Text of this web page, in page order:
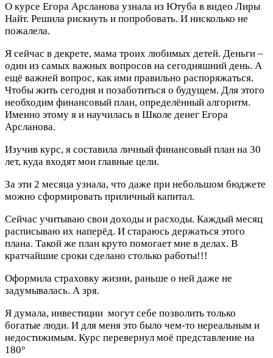
О курсе Егора Арсланова узнала из Ютуба в видео Лиры
Найт. Решила рискнуть и попробовать. И нисколько не
пожалела.
Я сейчас в декрете, мама троих любимых детей. Деньги –
один из самых важных вопросов на сегодняшний день. А
ещё важней вопрос, как ими правильно распоряжаться.
Чтобы жить сегодня и позаботиться о будущем. Для этого
необходим финансовый план, определённый алгоритм.
Именно этому я и научилась в Школе денег Егора
Арсланова.
Изучив курс, я составила личный финансовый план на 30
лет, куда входят мои главные цели.
За эти 2 месяца узнала, что даже при небольшом бюджете
можно сформировать приличный капитал.
Сейчас учитываю свои доходы и расходы. Каждый месяц
расписываю их наперёд. И стараюсь держаться этого
плана. Такой же план круто помогает мне в делах. В
кратчайшие сроки сделано столько работы!!!
Оформила страховку жизни, раньше о ней даже не
задумывалась. А зря.
Я думала, инвестиции могут себе позволить только
богатые люди. И для меня это было чем-то нереальным и
недостижимым. Курс перевернул моё представление на
180°